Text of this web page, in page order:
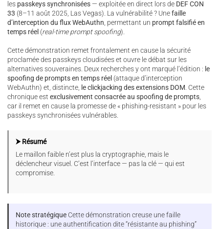
les passkeys synchronisées — exploitée en direct lors de DEF CON
33 (8–11 août 2025, Las Vegas). La vulnérabilité ? Unefaille
d’interception du flux WebAuthn, permettant un prompt falsifié en
temps réel (real-time prompt spoofing).
Cette démonstration remet frontalement en cause la sécurité
proclamée des passkeys cloudisées et ouvre le débat sur les
alternatives souveraines. Deux recherches y ont marqué l’édition : le
spoofing de prompts en temps réel (attaque d’interception
WebAuthn) et, distincte, le clickjacking des extensions DOM . Cette
chronique est exclusivement consacrée au spoofing de prompts
car il remet en cause la promesse de « phishing-resistant » pour les
passkeys synchronisées vulnérables.
⮞ Résumé
Le maillon faible n’est plus la cryptographie, mais le
déclencheur visuel. C’est l’interface — pas la clé — qui est
compromise.
Note stratégique Cette démonstration creuse une faille
historique : une authentification dite “résistante au phishing”